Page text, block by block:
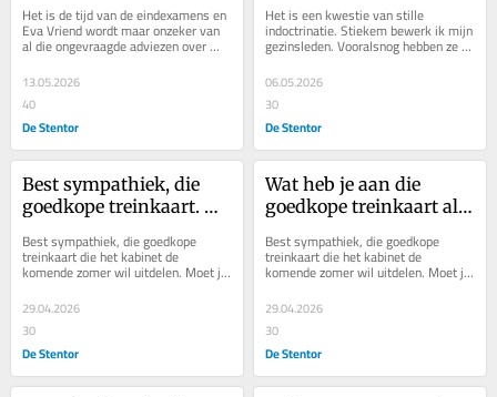
Het is de tijd van de eindexamens en
Eva Vriend wordt maar onzeker van
al die ongevraagde adviezen over
haar zoon.
13.05.2026
40
De Stentor
Het is een kwestie van stille
indoctrinatie. Stiekem bewerk ik mijn
gezinsleden. Vooralsnog hebben ze
niets door, schrijft Eva Vriend.
06.05.2026
30
De Stentor
Best sympathiek, die
goedkope treinkaart.
buurt van een
treinstation wonen
Best sympathiek, die goedkope
treinkaart die het kabinet de
komende zomer wil uitdelen. Moet je
treinstation wonen.
29.04.2026
30
De Stentor
Wat heb je aan die
goedkope treinkaart als
liggen?
Best sympathiek, die goedkope
treinkaart die het kabinet de
komende zomer wil uitdelen. Moet je
treinstation wonen.
29.04.2026
30
De Stentor